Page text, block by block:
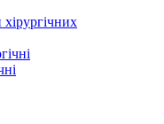
хірургічних